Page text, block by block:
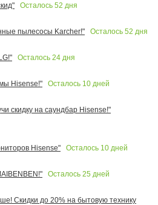
Осталось 52 дня
пылесосы Karcher!"
Осталось 52 дня
Осталось 24 дня
Hisense!"
Осталось 10 дней
скидку на саундбар Hisense!"
Hisense"
Осталось 10 дней
Осталось 25 дней
Скидки до 20% на бытовую технику